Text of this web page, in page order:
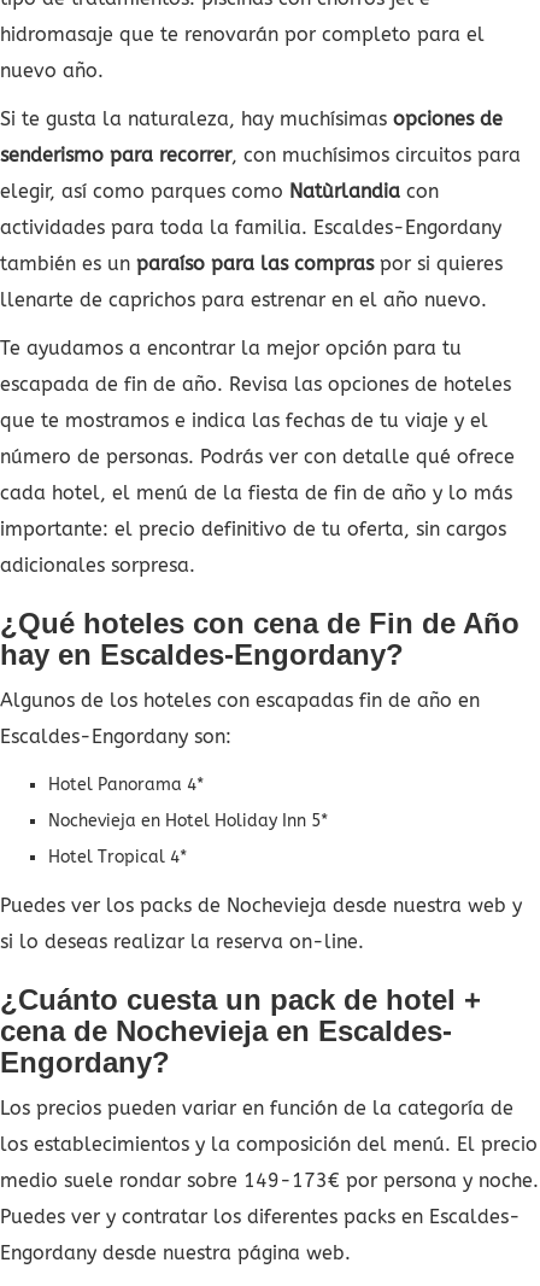
hidromasaje que te renovarán por completo para el
nuevo año.
Si te gusta la naturaleza, hay muchísimas opciones de
senderismo para recorrer, con muchísimos circuitos para
elegir, así como parques como Natùrlandia con
actividades para toda la familia. Escaldes-Engordany
también es un paraíso para las compraspor si quieres
llenarte de caprichos para estrenar en el año nuevo.
Te ayudamos a encontrar la mejor opción para tu
escapada de fin de año. Revisa las opciones de hoteles
que te mostramos e indica las fechas de tu viaje y el
número de personas. Podrás ver con detalle qué ofrece
cada hotel, el menú de la fiesta de fin de año y lo más
importante: el precio definitivo de tu oferta, sin cargos
adicionales sorpresa.
¿Qué hoteles con cena de Fin de Año
hay en Escaldes-Engordany?
Algunos de los hoteles con escapadas fin de año en
Escaldes-Engordany son:
Hotel Panorama 4*
Nochevieja en Hotel Holiday Inn 5*
Hotel Tropical 4*
Puedes ver los packs de Nochevieja desde nuestra web y
si lo deseas realizar la reserva on-line.
¿Cuánto cuesta un pack de hotel +
cena de Nochevieja en Escaldes-
Engordany?
Los precios pueden variar en función de la categoría de
los establecimientos y la composición del menú. El precio
medio suele rondar sobre 149-173€ por persona y noche.
Puedes ver y contratar los diferentes packs en Escaldes-
Engordany desde nuestra página web.